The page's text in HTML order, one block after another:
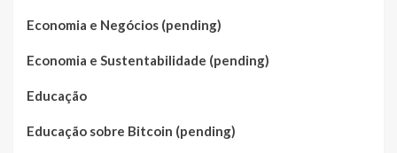
Economia e Negócios (pending)
Economia e Sustentabilidade (pending)
Educação
Educação sobre Bitcoin (pending)